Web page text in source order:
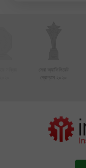
সেরা অ্যাফিলিয়েট
প্রোগ্রাম ২০২০